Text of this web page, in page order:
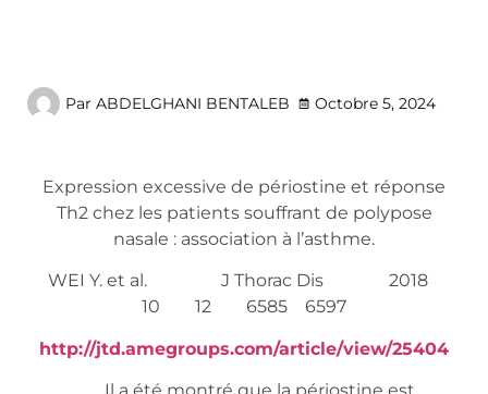
Par ABDELGHANI BENTALEB Octobre 5, 2024
Expression excessive de périostine et réponse
Th2 chez les patients souffrant de polypose
nasale : association à l’asthme.
WEI Y. et al. J Thorac Dis 2018
10 12 6585 6597
http://jtd.amegroups.com/article/view/25404